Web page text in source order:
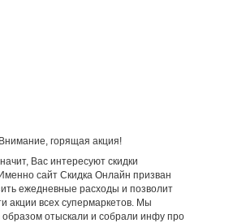
горящая акция!
Вас интересуют скидки
сайт Скидка Онлайн призван
ежедневные расходы и позволит
акции всех супермаркетов. Мы
отыскали и собрали инфу про